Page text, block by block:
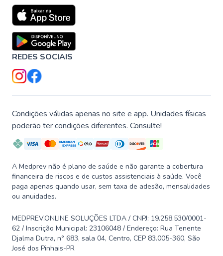
REDES SOCIAIS
Condições válidas apenas no site e app. Unidades físicas
poderão ter condições diferentes. Consulte!
A Medprev não é plano de saúde e não garante a cobertura
financeira de riscos e de custos assistenciais à saúde. Você
paga apenas quando usar, sem taxa de adesão, mensalidades
ou anuidades.
MEDPREV.ONLINE SOLUÇÕES LTDA / CNPJ: 19.258.530/0001-
62 / Inscrição Municipal: 23106048 / Endereço: Rua Tenente
Djalma Dutra, n° 683, sala 04, Centro, CEP 83.005-360, São
José dos Pinhais-PR